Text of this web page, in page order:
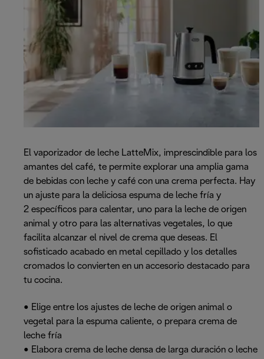
El vaporizador de leche LatteMix, imprescindible para los
amantes del café, te permite explorar una amplia gama
de bebidas con leche y café con una crema perfecta. Hay
un ajuste para la deliciosa espuma de leche fría y
2 específicos para calentar, uno para la leche de origen
animal y otro para las alternativas vegetales, lo que
facilita alcanzar el nivel de crema que deseas. El
sofisticado acabado en metal cepillado y los detalles
cromados lo convierten en un accesorio destacado para
tu cocina.
• Elige entre los ajustes de leche de origen animal o
vegetal para la espuma caliente, o prepara crema de
leche fría
• Elabora crema de leche densa de larga duración o leche